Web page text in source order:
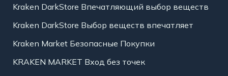
Kraken DarkStore Впечатляющий выбор веществ
Kraken DarkStore Выбор веществ впечатляет
Kraken Market Безопасные Покупки
KRAKEN MARKET Вход без точек